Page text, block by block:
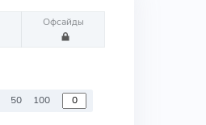
Офсайды
50 100